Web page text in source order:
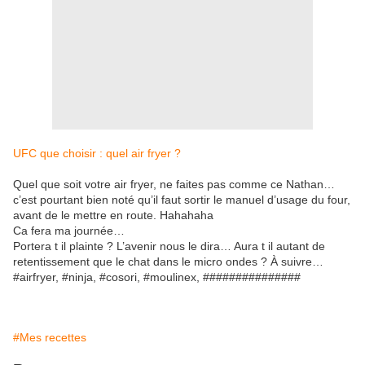
UFC que choisir : quel air fryer ?
Quel que soit votre air fryer, ne faites pas comme ce Nathan…
c’est pourtant bien noté qu’il faut sortir le manuel d’usage du four,
avant de le mettre en route. Hahahaha
Ca fera ma journée…
Portera t il plainte ? L’avenir nous le dira… Aura t il autant de
retentissement que le chat dans le micro ondes ? À suivre…
#airfryer, #ninja, #cosori, #moulinex, ###############
#Mes recettes